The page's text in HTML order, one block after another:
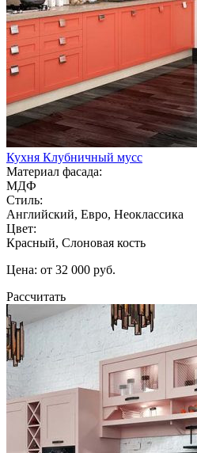
Кухня Клубничный мусс
Материал фасада:
МДФ
Стиль:
Английский, Евро, Неоклассика
Цвет:
Красный, Слоновая кость
Цена: от 32 000 руб.
Рассчитать